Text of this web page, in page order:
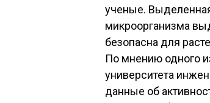
ученые.
микроорганизма
безопасна для
По мнению одного
университета
данные об